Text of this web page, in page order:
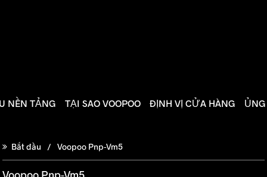
NỀN TẢNG TẠI SAO VOOPOO ĐỊNH VỊ CỬA HÀNG
Bắt đầu Voopoo Pnp-Vm5